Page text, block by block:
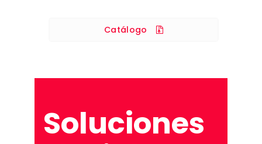
Catálogo
Soluciones